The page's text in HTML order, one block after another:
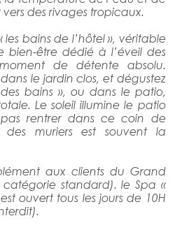
des rivages tropicaux.
les bains de l’hôtel », véritable
bien-être dédié à l’éveil des
de détente absolu.
le jardin clos, et dégustez
bains », ou dans le patio,
Le soleil illumine le patio
rentrer dans ce coin de
des muriers est souvent la
aux clients du Grand
catégorie standard). le Spa «
ouvert tous les jours de 10H